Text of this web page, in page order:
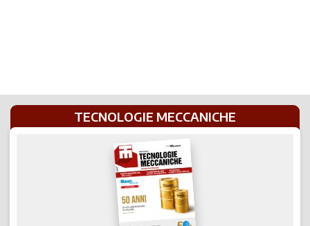
TECNOLOGIE MECCANICHE